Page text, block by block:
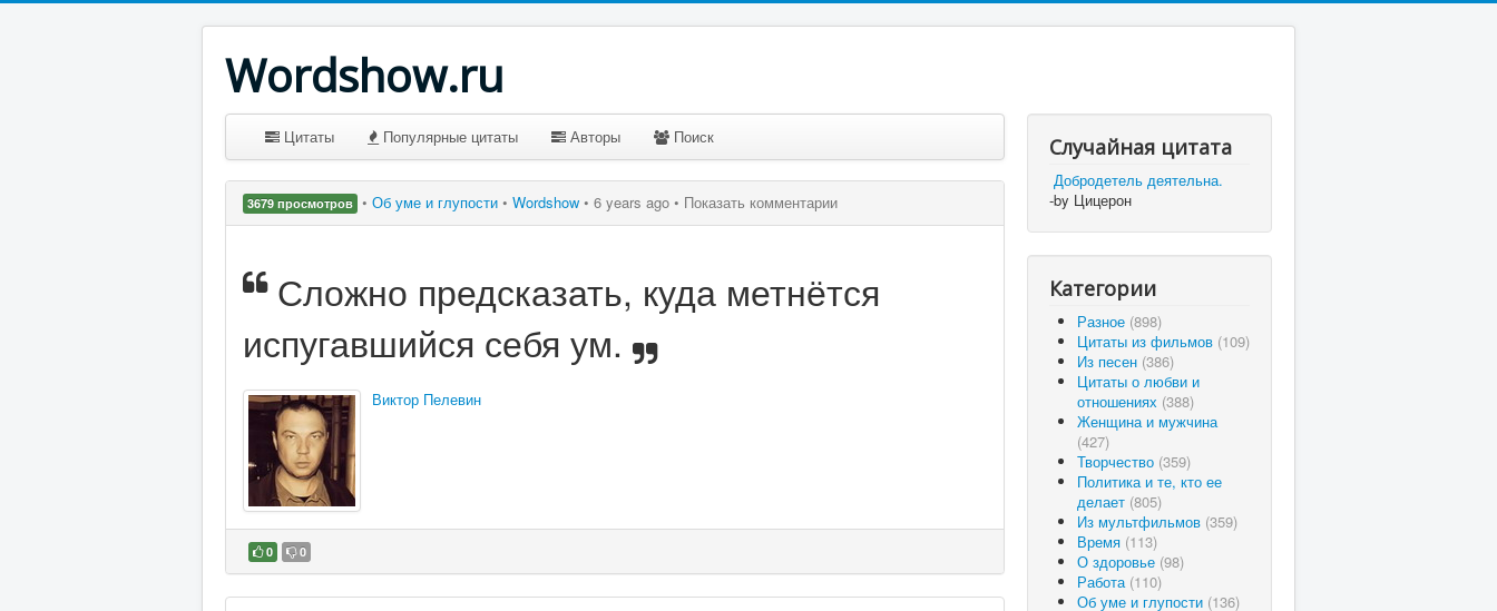
Wordshow.ru
Цитаты Популярные цитаты Авторы Поиск
3679 просмотров • Об уме и глупости • Wordshow • 6 years ago • Показать комментарии
Сложно предсказать, куда метнётся
испугавшийся себя ум.
Виктор Пелевин
0 0
Случайная цитата
Добродетель деятельна.
-by Цицерон
Категории
Разное (898)
Цитаты из фильмов (109)
Из песен (386)
Цитаты о любви и
отношениях (388)
Женщина и мужчина
(427)
Творчество (359)
Политика и те, кто ее
делает (805)
Из мультфильмов (359)
Время (113)
О здоровье (98)
Работа (110)
Об уме и глупости (136)